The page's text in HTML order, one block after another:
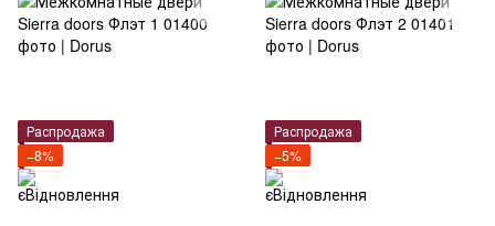
Распродажа
−8%
Распродажа
−5%